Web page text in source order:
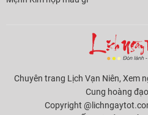
Chuyên trang Lịch Vạn Niên, Xem
Cung hoàng
Copyright